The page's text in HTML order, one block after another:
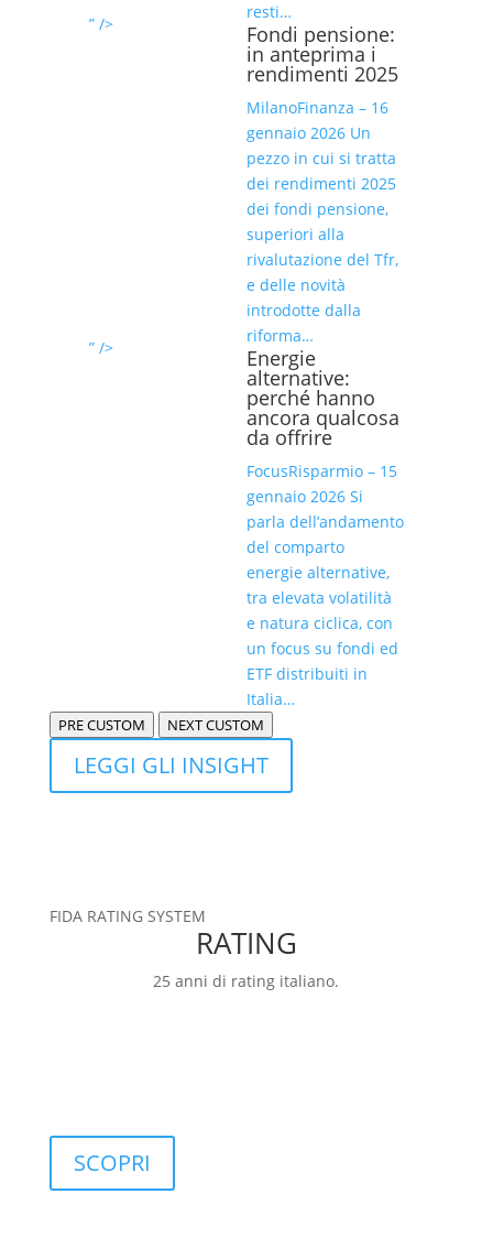
resti…
” /> Fondi pensione:
in anteprima i
rendimenti 2025
MilanoFinanza – 16
gennaio 2026 Un
pezzo in cui si tratta
dei rendimenti 2025
dei fondi pensione,
superiori alla
rivalutazione del Tfr,
e delle novità
introdotte dalla
riforma…
” /> Energie
alternative:
perché hanno
ancora qualcosa
da offrire
FocusRisparmio – 15
gennaio 2026 Si
parla dell’andamento
del comparto
energie alternative,
tra elevata volatilità
e natura ciclica, con
un focus su fondi ed
ETF distribuiti in
Italia…
PRE CUSTOM NEXT CUSTOM
LEGGI GLI INSIGHT
FIDA RATING SYSTEM
RATING
25 anni di rating italiano.
SCOPRI